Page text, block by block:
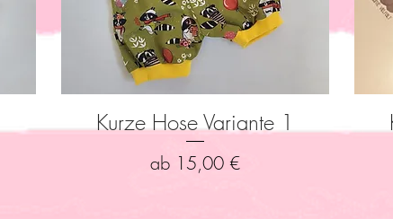
Schnellansicht
Kurze Hose Variante 1
ab 15,00 €
Sale-Preis